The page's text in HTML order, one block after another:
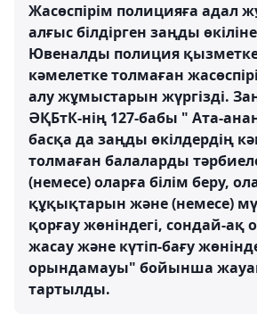
Жасөспірім полицияға адал
алғыс білдірген заңды
Ювеналды полиция
кәмелетке толмаған
алу жұмыстарын жүргізді.
ӘҚБтК-нің 127-бабы " Ата-
басқа да заңды өкiлдердiң
толмаған балаларды
(немесе) оларға білім беру,
құқықтарын және (немесе)
қорғау жөнiндегi, сондай-ақ
жасау және күтіп-бағу
орындамауы" бойынша
тартылды.